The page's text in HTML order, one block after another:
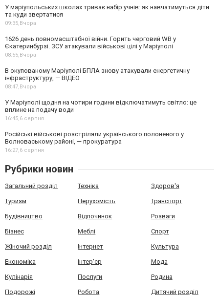
У маріупольських школах триває набір учнів: як навчатимуться діти
та куди звертатися
09:35,Вчора
1626 день повномасштабної війни. Горить черговий WB у
Єкатеринбурзі. ЗСУ атакували військові цілі у Маріуполі
08:55,Вчора
В окупованому Маріуполі БПЛА знову атакували енергетичну
інфраструктуру, — ВІДЕО
08:47,Вчора
У Маріуполі щодня на чотири години відключатимуть світло: це
вплине на подачу води
16:45,6 серпня
Російські військові розстріляли українського полоненого у
Волноваському районі, — прокуратура
16:27,6 серпня
Рубрики новин
Загальний розділ Техніка Здоров'я
Туризм Нерухомість Транспорт
Будівництво Відпочинок Розваги
Бізнес Меблі Спорт
Жіночий розділ Інтернет Культура
Економіка Інтер'єр Мода
Кулінарія Послуги Родина
Подорожі Робота Дитячий розділ